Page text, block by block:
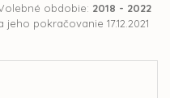
obdobie: 2018 - 2022
jeho pokračovanie 17.12.2021